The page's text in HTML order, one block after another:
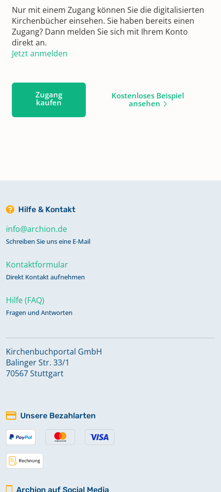
Nur mit einem Zugang können Sie die digitalisierten
Kirchenbücher einsehen. Sie haben bereits einen
Zugang? Dann melden Sie sich mit Ihrem Konto
direkt an.
Jetzt anmelden
Zugang
kaufen
Kostenloses Beispiel
ansehen
Hilfe & Kontakt
info@archion.de
Schreiben Sie uns eine E-Mail
Kontaktformular
Direkt Kontakt aufnehmen
Hilfe (FAQ)
Fragen und Antworten
Kirchenbuchportal GmbH
Balinger Str. 33/1
70567 Stuttgart
Unsere Bezahlarten
Archion auf Social Media